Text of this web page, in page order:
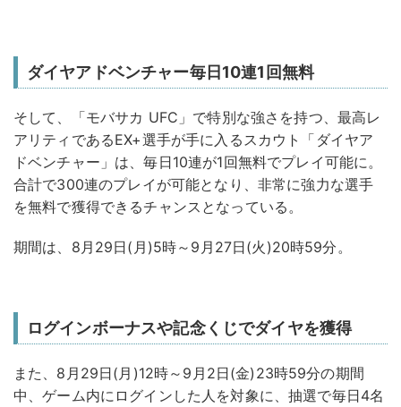
ダイヤアドベンチャー毎日10連1回無料
そして、「モバサカ UFC」で特別な強さを持つ、最高レ
アリティであるEX+選手が手に入るスカウト「ダイヤア
ドベンチャー」は、毎日10連が1回無料でプレイ可能に。
合計で300連のプレイが可能となり、非常に強力な選手
を無料で獲得できるチャンスとなっている。
期間は、8月29日(月)5時～9月27日(火)20時59分。
ログインボーナスや記念くじでダイヤを獲得
また、8月29日(月)12時～9月2日(金)23時59分の期間
中、ゲーム内にログインした人を対象に、抽選で毎日4名